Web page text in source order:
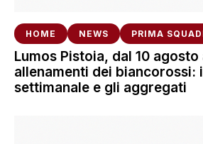
HOME NEWS PRIMA
Lumos Pistoia, dal 10 agosto
allenamenti dei biancorossi:
settimanale e gli aggregati